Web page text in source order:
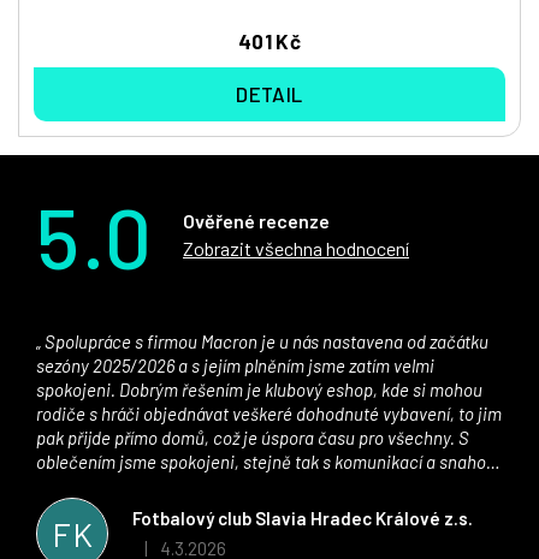
401 Kč
DETAIL
5.0
Ověřené recenze
Zobrazit všechna hodnocení
FK
Fotbalový club Slavia Hradec Králové z.s.
| 4.3.2026
sezóny 2025/2026 a s jejím plněním jsme zatím velmi
spokojeni. Dobrým řešením je klubový eshop, kde si mohou
rodiče s hráči objednávat veškeré dohodnuté vybavení, to jim
pak přijde přímo domů, což je úspora času pro všechny. S
oblečením jsme spokojeni, stejně tak s komunikací a snahou
stran. Věříme, že v tomto duchu bude spolupráce pokračovat
i nadále, nyní už začínáme řešit i první sady dresů ;)